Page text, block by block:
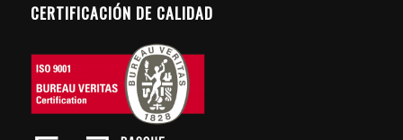
CERTIFICACIÓN DE CALIDAD